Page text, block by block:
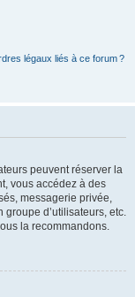
légaux liés à ce forum ?
peuvent réserver la
vous accédez à des
messagerie privée,
d’utilisateurs, etc.
la recommandons.